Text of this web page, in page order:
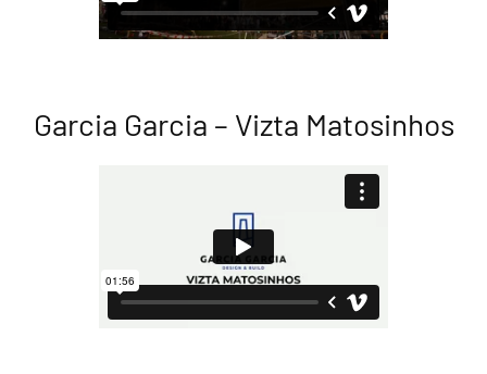
Garcia Garcia – Vizta Matosinhos